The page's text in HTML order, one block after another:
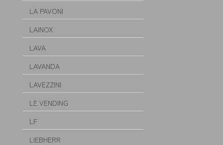
LA PAVONI
LAINOX
LAVA
LAVANDA
LAVEZZINI
LE VENDING
LF
LIEBHERR